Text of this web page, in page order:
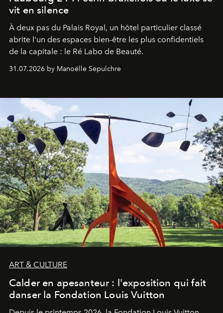
vit en silence
À deux pas du Palais Royal, un hôtel particulier classé
abrite l'un des espaces bien-être les plus confidentiels
de la capitale : le Ré Labo de Beauté.
31.07.2026 by Manoëlle Sepulchre
ART & CULTURE
Calder en apesanteur : l'exposition qui fait
danser la Fondation Louis Vuitton